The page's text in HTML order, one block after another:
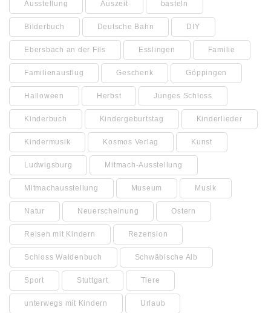
Ausstellung Auszeit basteln
Bilderbuch Deutsche Bahn DIY
Ebersbach an der Fils Esslingen Familie
Familienausflug Geschenk Göppingen
Halloween Herbst Junges Schloss
Kinderbuch Kindergeburtstag Kinderlieder
Kindermusik Kosmos Verlag Kunst
Ludwigsburg Mitmach-Ausstellung
Mitmachausstellung Museum Musik
Natur Neuerscheinung Ostern
Reisen mit Kindern Rezension
Schloss Waldenbuch Schwäbische Alb
Sport Stuttgart Tiere
unterwegs mit Kindern Urlaub